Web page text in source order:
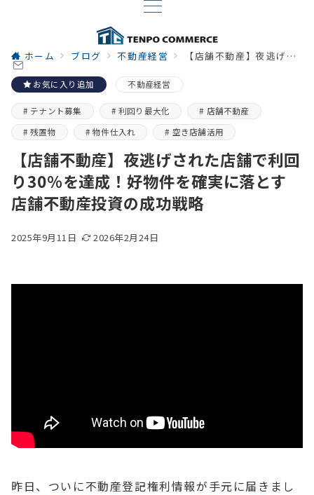
ホーム ブログ 不動産経営 【店舗不動産】夜逃げされた店舗で利回り30％を達成！好物件を確実に落とす店舗不動産投資の成功戦略
お気に入り追加 不動産経営
テナント募集 利回り最大化
店舗不動産
残置物
物件仕入れ 空き店舗活用
【店舗不動産】夜逃げされた店舗で利回
り30％を達成！好物件を確実に落とす
店舗不動産投資の成功戦略
2025年9月11日 2026年2月24日
昨日、ついに不動産登記権利情報が手元に届きまし